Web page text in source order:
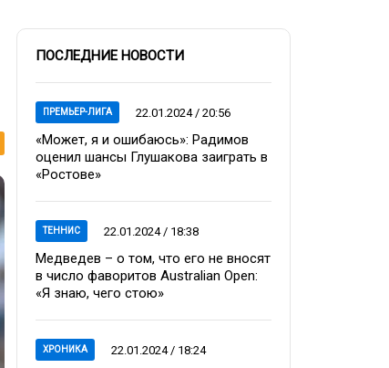
ПОСЛЕДНИЕ НОВОСТИ
ПРЕМЬЕР-ЛИГА 22.01.2024 / 20:56
«Может, я и ошибаюсь»: Радимов
оценил шансы Глушакова заиграть в
«Ростове»
ТЕННИС 22.01.2024 / 18:38
Медведев – о том, что его не вносят
в число фаворитов Australian Open:
«Я знаю, чего стою»
ХРОНИКА 22.01.2024 / 18:24